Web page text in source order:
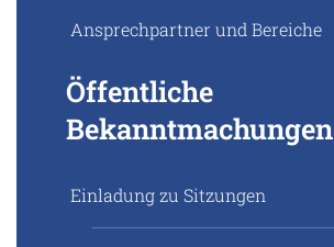
Ansprechpartner und Bereiche
Öffentliche
Bekanntmachungen
Einladung zu Sitzungen